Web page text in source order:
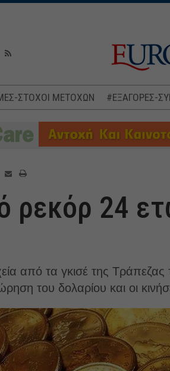
ΣΤΟΧΟΙ ΜΕΤΟΧΩΝ #ΕΞΑΓΟΡΕΣ-
ρεκόρ 24
από τα γκισέ της
του δολαρίου και οι